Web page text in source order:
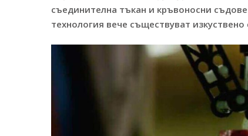
съединителна тъкан и кръвоносни
технология вече съществуват